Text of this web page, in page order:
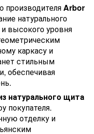
производителяArbor
натурального
высокого уровня
каркасу и
стильным
обеспечивая
натурального щита
покупателя.
отделку и